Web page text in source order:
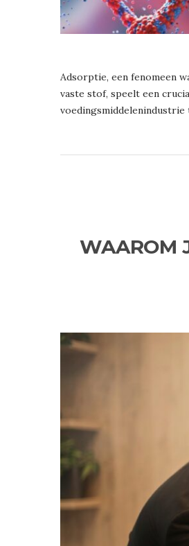
Adsorptie, een fenomeen
vaste stof, speelt een
WAAROM